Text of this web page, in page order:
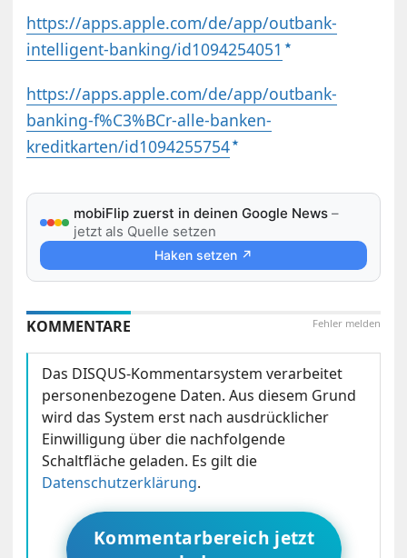
https://apps.apple.com/de/app/outbank-
intelligent-banking/id1094254051
https://apps.apple.com/de/app/outbank-
banking-f%C3%BCr-alle-banken-
kreditkarten/id1094255754
mobiFlip zuerst in deinen Google News –
jetzt als Quelle setzen
Haken setzen ↗
Fehler melden
KOMMENTARE
Das DISQUS-Kommentarsystem verarbeitet
personenbezogene Daten. Aus diesem Grund
wird das System erst nach ausdrücklicher
Einwilligung über die nachfolgende
Schaltfläche geladen. Es gilt die
Datenschutzerklärung.
Kommentarbereich jetzt